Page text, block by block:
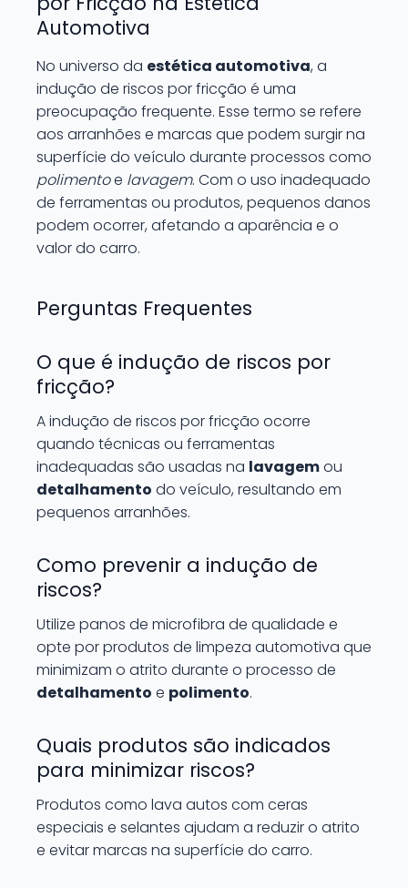
Automotiva
No universo da estética automotiva, a
indução de riscos por fricção é uma
preocupação frequente. Esse termo se refere
aos arranhões e marcas que podem surgir na
superfície do veículo durante processos como
polimentoe lavagem. Com o uso inadequado
de ferramentas ou produtos, pequenos danos
podem ocorrer, afetando a aparência e o
valor do carro.
Perguntas Frequentes
O que é indução de riscos por
fricção?
A indução de riscos por fricção ocorre
quando técnicas ou ferramentas
inadequadas são usadas na lavagemou
detalhamento do veículo, resultando em
pequenos arranhões.
Como prevenir a indução de
riscos?
Utilize panos de microfibra de qualidade e
opte por produtos de limpeza automotiva que
minimizam o atrito durante o processo de
detalhamento e polimento.
Quais produtos são indicados
para minimizar riscos?
Produtos como lava autos com ceras
especiais e selantes ajudam a reduzir o atrito
e evitar marcas na superfície do carro.